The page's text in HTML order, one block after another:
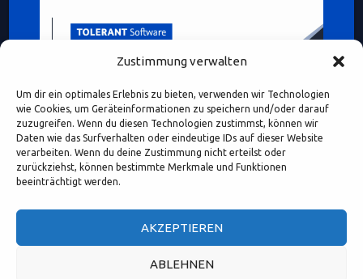
Zustimmung verwalten
Um dir ein optimales Erlebnis zu bieten, verwenden wir Technologien
wie Cookies, um Geräteinformationen zu speichern und/oder darauf
zuzugreifen. Wenn du diesen Technologien zustimmst, können wir
Daten wie das Surfverhalten oder eindeutige IDs auf dieser Website
verarbeiten. Wenn du deine Zustimmung nicht erteilst oder
zurückziehst, können bestimmte Merkmale und Funktionen
beeinträchtigt werden.
AKZEPTIEREN
ABLEHNEN
Diese Webseite enthält Inhalte und Medien, die ganz oder
teilweise KI-unterstützt erstellt oder bearbeitet wurden.
nicht ausdrücklich anders gekennzeichnet – ausschließlich